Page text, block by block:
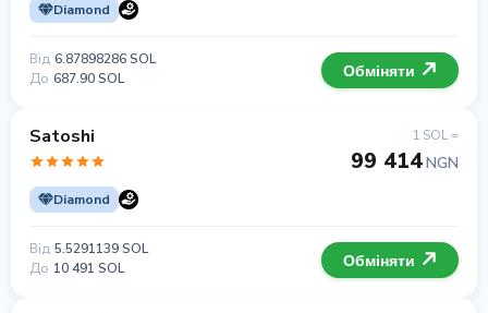
Diamond
Від 6.87898286 SOL
До 687.90 SOL Обміняти
Satoshi
Diamond
1 SOL =
99 414NGN
Від 5.5291139 SOL
До 10 491 SOL Обміняти